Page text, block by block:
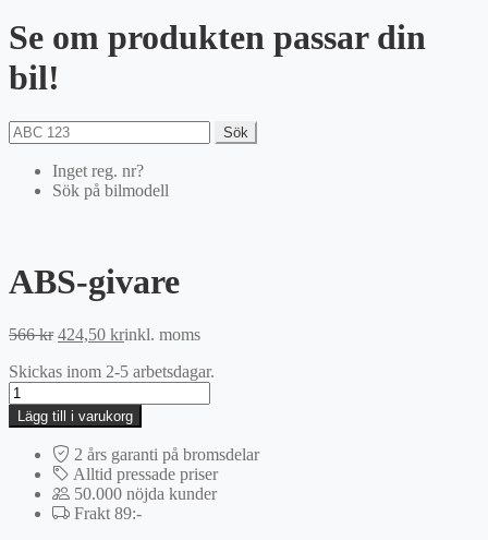
Se om produkten passar din
bil!
Sök
Inget reg. nr?
Sök på bilmodell
ABS-givare
566kr Det
priset
566 kr.
424,50 krDet
priset
424,50 kr.
inkl. moms
Skickas inom 2-5 arbetsdagar.
ABS-
givare
mängd
Lägg till i varukorg
2 års garanti på bromsdelar
Alltid pressade priser
50.000 nöjda kunder
Frakt 89:-